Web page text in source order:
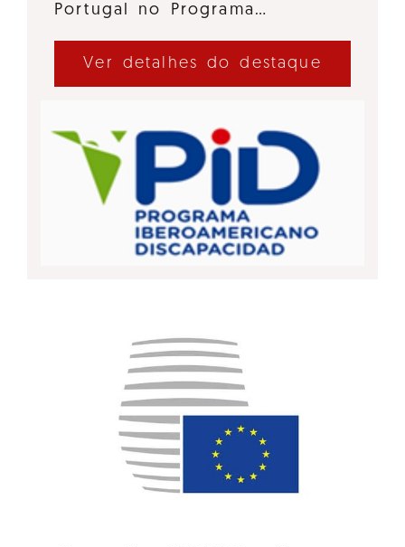
Portugal no Programa…
Ver detalhes do destaque